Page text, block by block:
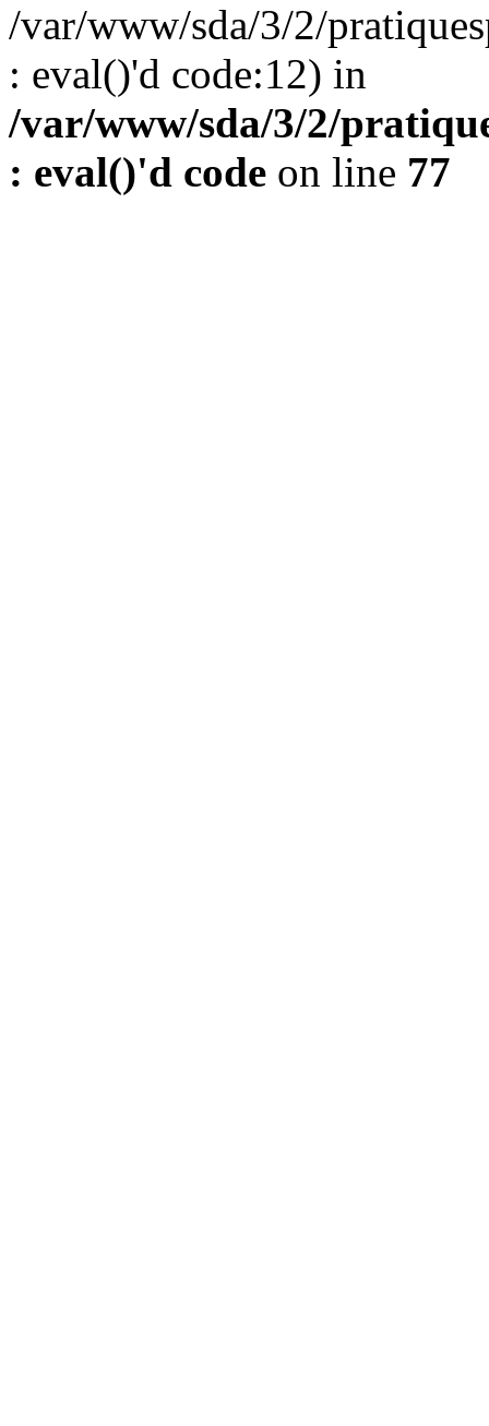
/var/www/sda/3/2/
: eval()'d code:12) in
/var/www/sda/3/2/
: eval()'d code on line 77